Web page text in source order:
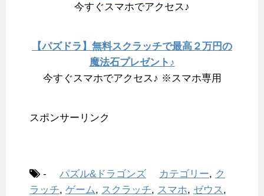
今すぐスマホでアクセス♪
【パズドラ】無料スクラッチで最高２万円の
魔法石プレゼント♪
今すぐスマホでアクセス♪ ※スマホ専用
スポンサーリンク
- パズル&ドラゴンズ カテゴリー, ク
ラッチ, ゲーム, スクラッチ, スマホ, ゼウス,